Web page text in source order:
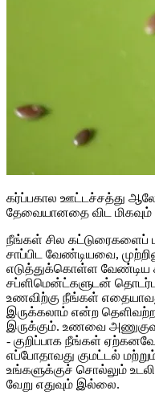
கர்ப்பகால ஊட்டச்சத்து
தேவையானதை விட
நீங்கள் சில கட்டுரைகளைப்
சாப்பிட வேண்டியவை,
எடுத்துக்கொள்ள
சப்ளிமென்ட்களுடன்
உணவிற்கு நீங்கள்
இருக்கலாம் என்ற
இருக்கும். உணவை
- குறிப்பாக நீங்கள்
எப்போதாவது குமட்டல்
உங்களுக்குச் சொல்லும்
​​வேறு எதுவும் இல்லை.